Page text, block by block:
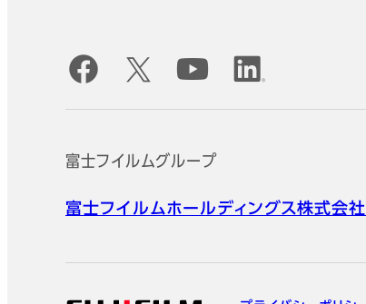
公式SNSアカウント
富士フイルムグループ
富士フイルムホールディングス株式会社